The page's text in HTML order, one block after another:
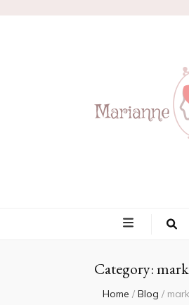
Marianne
Category:
Home / Blog /